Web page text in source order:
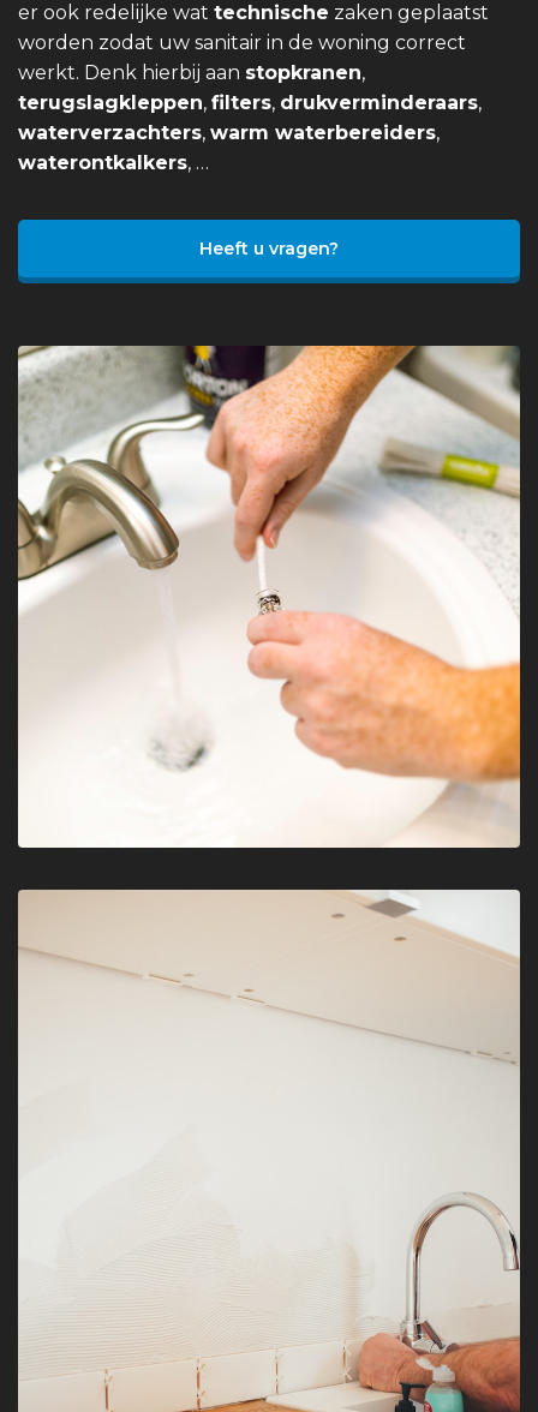
er ook redelijke wat technische zaken geplaatst
worden zodat uw sanitair in de woning correct
werkt. Denk hierbij aan stopkranen,
terugslagkleppen, filters, drukverminderaars,
waterverzachters, warm waterbereiders,
waterontkalkers, …
Heeft u vragen?